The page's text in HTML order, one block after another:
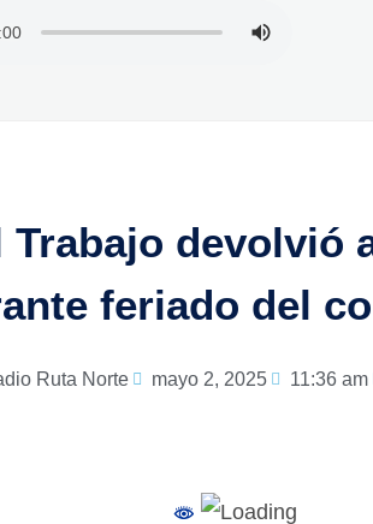
devolvió
feriado del
Ruta Norte mayo 2, 2025 11:36 am